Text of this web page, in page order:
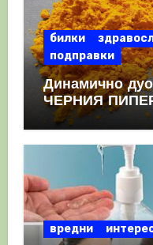
билки
подправки
Динамично
ЧЕРНИЯ
комбинация
вредни